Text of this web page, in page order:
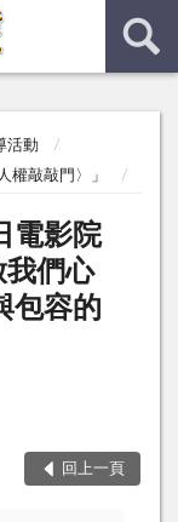
活動
權敲敲門〉」
電影院
們心
包容的
回上一頁